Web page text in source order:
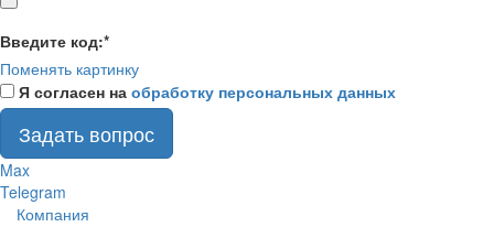
Введите код:*
Поменять картинку
Я согласен на обработку персональных данных
Задать вопрос
Max
Telegram
Компания